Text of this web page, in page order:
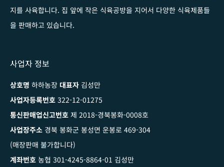
지를 사육합니다. 집 앞에 작은 식육공방을 지어서 다양한 식육제품들
을 판매하고 있습니다.
사업자 정보
상호명 하하농장 대표자 김성만
사업자등록번호 322-12-01275
통신판매업신고번호 제 2018-경북봉화-0008호
사업장주소 경북 봉화군 봉성면 운봉로 469-304
(매장판매 불가합니다)
계좌번호 농협 301-4245-8864-01 김성만